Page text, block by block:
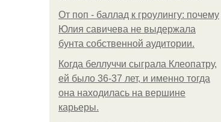
От поп - баллад к гроулингу: почему
Юлия савичева не выдержала
бунта собственной аудитории.
Когда беллуччи сыграла Клеопатру,
ей было 36-37 лет, и именно тогда
она находилась на вершине
карьеры.